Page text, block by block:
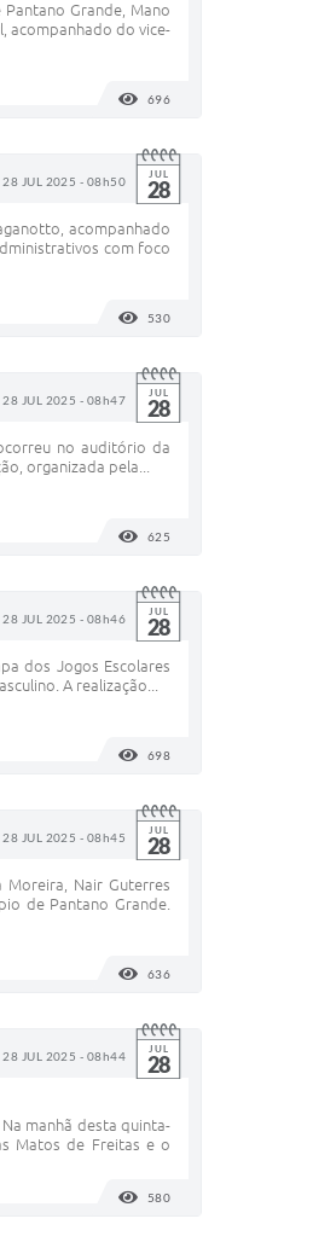
Pantano Grande, Mano
acompanhado do vice-
696
28 JUL 2025 - 08h50 JUL
28
acompanhado
com foco
530
28 JUL 2025 - 08h47 JUL
28
ocorreu no auditório da
organizada pela...
625
28 JUL 2025 - 08h46 JUL
28
dos Jogos Escolares
A realização...
698
28 JUL 2025 - 08h45 JUL
28
Moreira, Nair Guterres
de Pantano Grande.
636
28 JUL 2025 - 08h44 JUL
28
Na manhã desta quinta-
Matos de Freitas e o
580